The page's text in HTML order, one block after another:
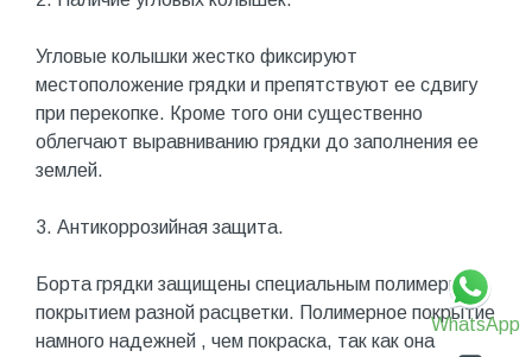
WhatsApp
Угловые колышки жестко фиксируют
местоположение грядки и препятствуют ее сдвигу
при перекопке. Кроме того они существенно
облегчают выравниванию грядки до заполнения ее
землей.
3. Антикоррозийная защита.
Борта грядки защищены специальным полимерным
покрытием разной расцветки. Полимерное покрытие
намного надежней , чем покраска, так как она